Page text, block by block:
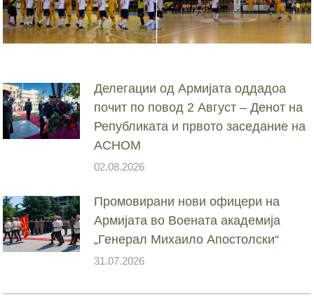
Делегации од Армијата оддадоа
почит по повод 2 Август – Денот на
Републиката и првото заседание на
АСНОМ
02.08.2026
Промовирани нови офицери на
Армијата во Воената академија
„Генерал Михаило Апостолски“
31.07.2026